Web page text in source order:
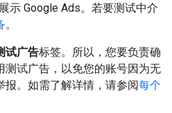
示 Google Ads。若要测试中介
。
试广告标签。所以，您要负责确
测试广告，以免您的账号因为无
。如需了解详情，请参阅每个